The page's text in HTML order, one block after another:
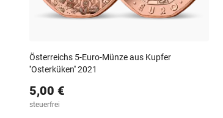
Österreichs 5-Euro-Münze aus Kupfer
''Osterküken'' 2021
5,00 €
steuerfrei